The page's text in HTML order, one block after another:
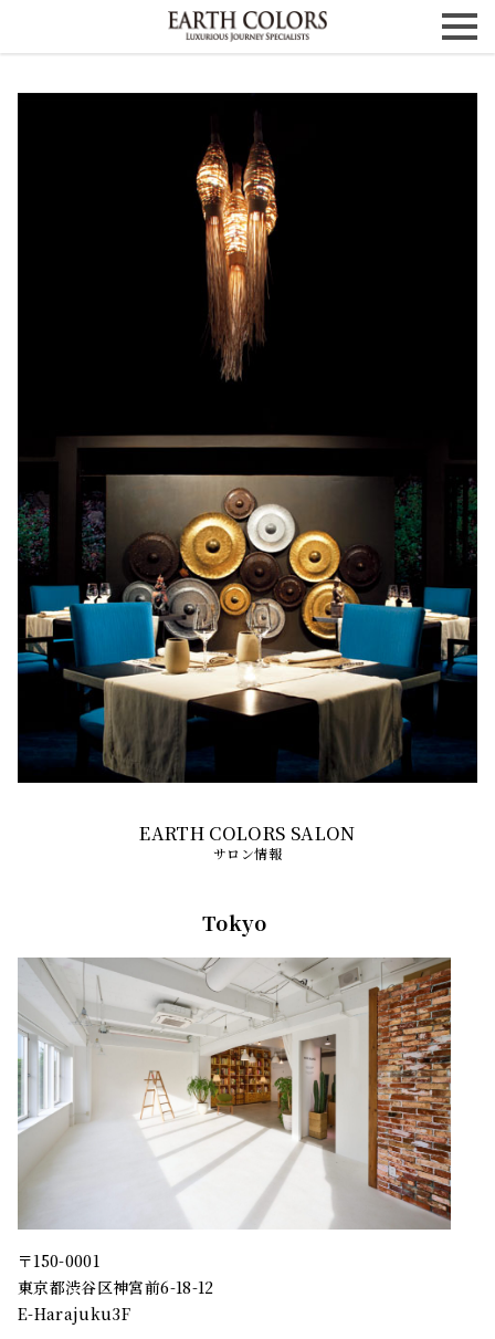
サロン情報
Tokyo
〒150-0001
東京都渋谷区神宮前6-18-12
E-Harajuku3F